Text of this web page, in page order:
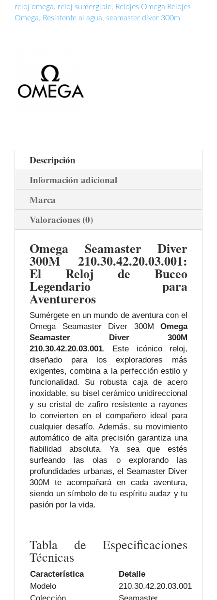
reloj omega, reloj sumergible, Relojes Omega Relojes
Omega, Resistente al agua, seamaster diver 300m
Descripción
Información adicional
Marca
Valoraciones (0)
Omega Seamaster Diver
300M 210.30.42.20.03.001:
El Reloj de Buceo
Legendario para
Aventureros
Sumérgete en un mundo de aventura con el
Omega Seamaster Diver 300M Omega
Seamaster Diver 300M
210.30.42.20.03.001. Este icónico reloj,
diseñado para los exploradores más
exigentes, combina a la perfección estilo y
funcionalidad. Su robusta caja de acero
inoxidable, su bisel cerámico unidireccional
y su cristal de zafiro resistente a rayones
lo convierten en el compañero ideal para
cualquier desafío. Además, su movimiento
automático de alta precisión garantiza una
fiabilidad absoluta. Ya sea que estés
surfeando las olas o explorando las
profundidades urbanas, el Seamaster Diver
300M te acompañará en cada aventura,
siendo un símbolo de tu espíritu audaz y tu
pasión por la vida.
Tabla de Especificaciones
Técnicas
Característica
Detalle
Modelo
210.30.42.20.03.001
Colección
Seamaster